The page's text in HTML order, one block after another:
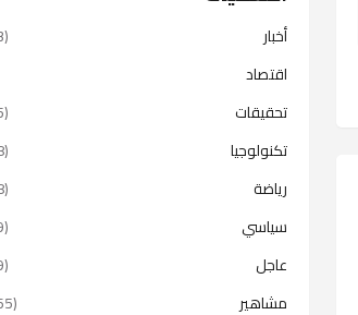
أخبار
(93)
اقتصاد
تحقيقات
(35)
تكنولوجيا
(28)
رياضة
(48)
سياسي
(19)
عاجل
(79)
مشاهير
(165)